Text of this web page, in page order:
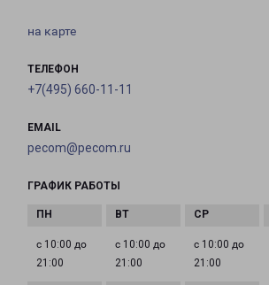
на карте
ТЕЛЕФОН
+7(495) 660-11-11
EMAIL
pecom@pecom.ru
ГРАФИК РАБОТЫ
с 10:00 до
21:00
с 10:00 до
21:00
с 10:00 до
21:00